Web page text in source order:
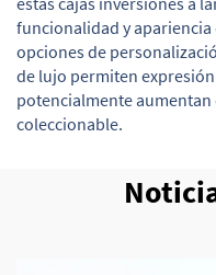
funcionalidad y apariencia
opciones de
de lujo permiten
potencialmente aumentan
coleccionable.